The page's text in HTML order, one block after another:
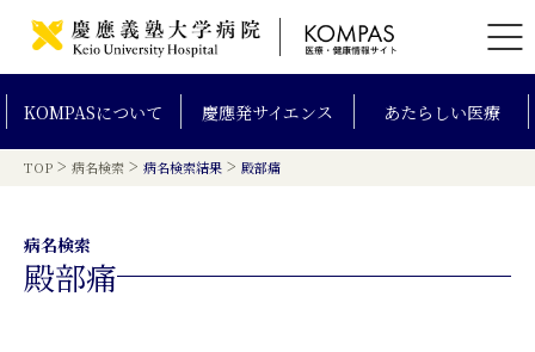
KOMPASについて 慶應発サイエンス あたらしい医療
TOP > 病名検索 > 病名検索結果 > 殿部痛
病名検索
殿部痛